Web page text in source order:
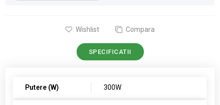
Wishlist Compara
SPECIFICATII
Putere (W) 300W